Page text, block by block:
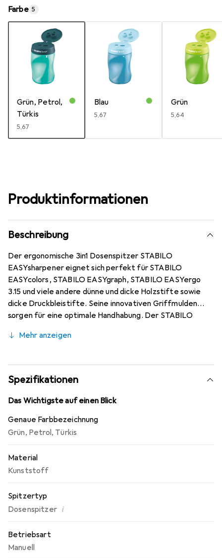
Farbe 5
Grün, Petrol,
Türkis
EUR
5,67
Blau
EUR
5,67
Grün
EUR
5,64
Produktinformationen
Beschreibung
Der ergonomische 3in1 Dosenspitzer STABILO
EASYsharpener eignet sich perfekt für STABILO
EASYcolors, STABILO EASYgraph, STABILO EASYergo
3.15 und viele andere dünne und dicke Holzstifte sowie
dicke Druckbleistifte. Seine innovativen Griffmulden
sorgen für eine optimale Handhabung. Der STABILO
werden und ist in vielen bunten Farben für Links- und
transluzentem Material immer gut sichtbar und sein
besonders dicht schliessender Deckel verhindert
Verschmutzungen.
Mehr anzeigen
Spezifikationen
Das Wichtigste auf einen Blick
Genaue Farbbezeichnung
Grün, Petrol, Türkis
Material
Kunststoff
Spitzertyp
Dosenspitzer i
Betriebsart
Manuell